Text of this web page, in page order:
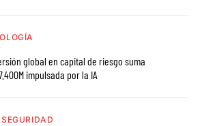
global en capital de riesgo suma
impulsada por la IA